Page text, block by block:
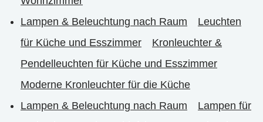
Lampen & Beleuchtung nach Raum
Leuchten
für Küche und Esszimmer
Kronleuchter &
Pendelleuchten für Küche und Esszimmer
Moderne Kronleuchter für die Küche
Lampen & Beleuchtung nach Raum
Lampen für